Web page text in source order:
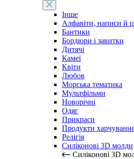
Інше
Алфавіти, написи й
Бантики
Бордюри і завитки
Дитячі
Камеї
Квіти
Любов
Морська тематика
Мультфільми
Новорічні
Одяг
Прикраси
Продукти
Релігія
Силіконові 3D молди
Силіконові 3D